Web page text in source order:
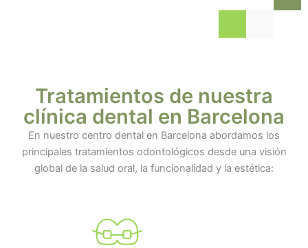
Tratamientos de nuestra
clínica dental en Barcelona
En nuestro centro dental en Barcelona abordamos los
principales tratamientos odontológicos desde una visión
global de la salud oral, la funcionalidad y la estética: